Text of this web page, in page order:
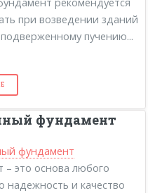
при возведении зданий
пучению...
фундамент
– это основа любого
надежность и качество